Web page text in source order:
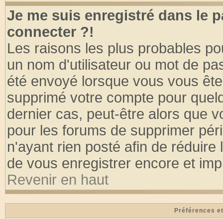
Je me suis enregistré dans le
connecter ?!
Les raisons les plus probables
un nom d'utilisateur ou mot de
été envoyé lorsque vous vous
supprimé votre compte pour
dernier cas, peut-être alors que
pour les forums de supprimer
n'ayant rien posté afin de
de vous enregistrer encore et
Revenir en haut
Préférences